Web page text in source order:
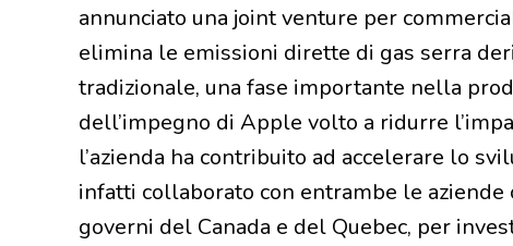
annunciato una joint venture per
elimina le emissioni dirette di gas serra
tradizionale, una fase importante nella
dell’impegno di Apple volto a ridurre
l’azienda ha contribuito ad accelerare lo
infatti collaborato con entrambe le aziende
governi del Canada e del Quebec, per